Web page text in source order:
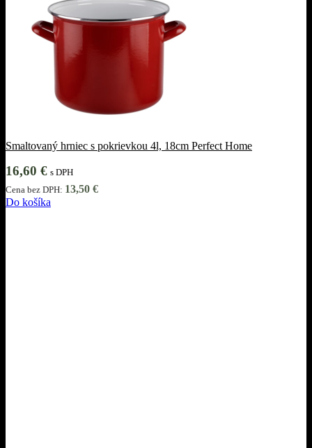
Smaltovaný hrniec s pokrievkou 4l, 18cm Perfect Home
16,60 € s DPH
Cena bez DPH: 13,50 €
Do košíka